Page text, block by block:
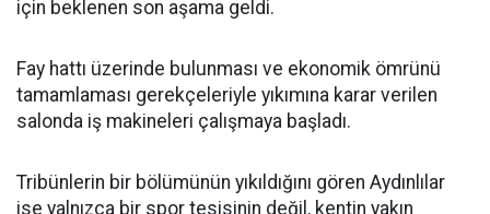
için beklenen son aşama geldi.
Fay hattı üzerinde bulunması ve ekonomik ömrünü
tamamlaması gerekçeleriyle yıkımına karar verilen
salonda iş makineleri çalışmaya başladı.
Tribünlerin bir bölümünün yıkıldığını gören Aydınlılar
ise yalnızca bir spor tesisinin değil, kentin yakın